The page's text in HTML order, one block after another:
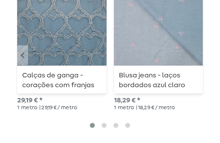
Calças de ganga -
corações com franjas
azul claro
29,19 € *
1 metro | 29,19 € / metro
Blusa jeans - laços
bordados azul claro
18,29 € *
1 metro | 18,29 € / metro